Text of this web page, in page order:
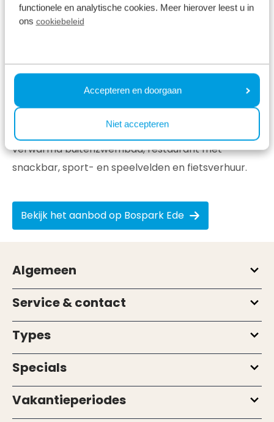
functionele en analytische cookies. Meer hierover leest u in
ons cookiebeleid
Accepteren en doorgaan
Niet accepteren
urenlang speelplezier met uw (klein)kinderen?
Boek dan een weekendje weg op Bospark Ede en
maak onvergetelijke vakantieherinneringen! Naast
de speelruimte beschikt het vakantiepark over een
verwarmd buitenzwembad, restaurant met
snackbar, sport- en speelvelden en fietsverhuur.
Bekijk het aanbod op Bospark Ede
Algemeen
Service & contact
Types
Specials
Vakantieperiodes